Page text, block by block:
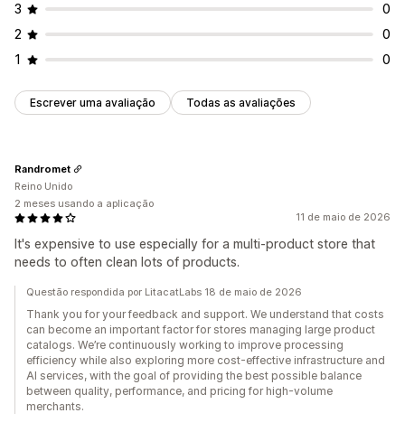
3
0
2
0
1
0
Escrever uma avaliação Todas as avaliações
11 de maio de 2026
It's expensive to use especially for a multi-product store that
needs to often clean lots of products.
Randromet
Reino Unido
2 meses usando a aplicação
Questão respondida por LitacatLabs 18 de maio de 2026
Thank you for your feedback and support. We understand that costs
can become an important factor for stores managing large product
catalogs. We’re continuously working to improve processing
efficiency while also exploring more cost-effective infrastructure and
AI services, with the goal of providing the best possible balance
between quality, performance, and pricing for high-volume
merchants.